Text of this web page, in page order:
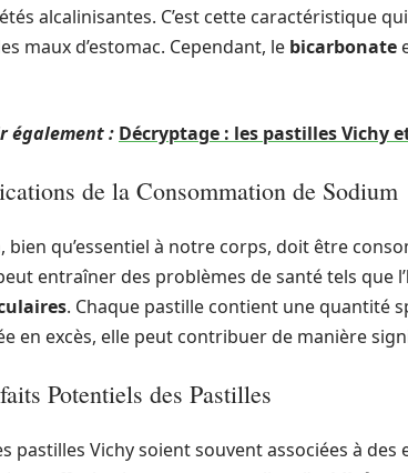
alcalinisantes. C’est cette caractéristique
maux d’estomac. Cependant, le bicarbonate
également : Décryptage : les pastilles Vichy
de la Consommation de Sodium
, bien qu’essentiel à notre corps, doit être
entraîner des problèmes de santé tels que l’
. Chaque pastille contient une quantité
en excès, elle peut contribuer de manière
Potentiels des Pastilles
pastilles Vichy soient souvent associées à des